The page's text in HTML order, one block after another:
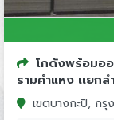
โกดังพร้อมอ
รามคำแหง เเยกล
เขตบางกะปิ, กรุ